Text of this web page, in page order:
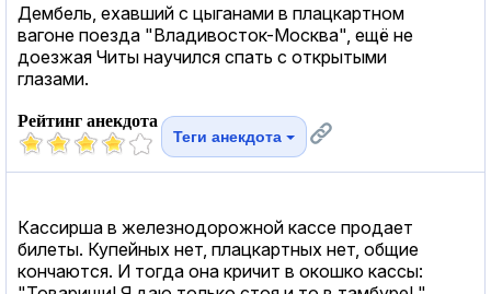
Дембель, ехавший с цыганами в плацкартном
вагоне поезда "Владивосток-Москва", ещё не
доезжая Читы научился спать с открытыми
глазами.
Рейтинг анекдота
Теги анекдота
Кассирша в железнодорожной кассе продает
билеты. Купейных нет, плацкартных нет, общие
кончаются. И тогда она кричит в окошко кассы: